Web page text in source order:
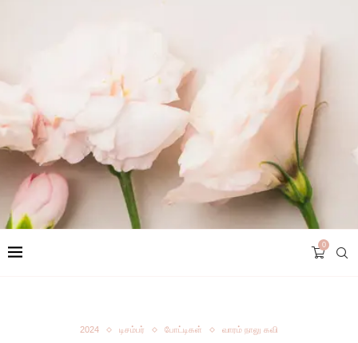
0
2024 டிசம்பர் போட்டிகள் வாரம் நாலு கவி